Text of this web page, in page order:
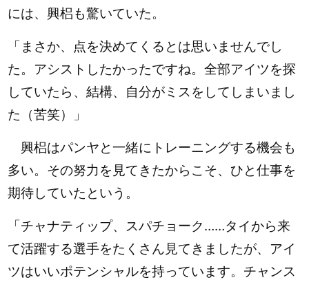
には、興梠も驚いていた。
「まさか、点を決めてくるとは思いませんでし
た。アシストしたかったですね。全部アイツを探
していたら、結構、自分がミスをしてしまいまし
た（苦笑）」
興梠はパンヤと一緒にトレーニングする機会も
多い。その努力を見てきたからこそ、ひと仕事を
期待していたという。
「チャナティップ、スパチョーク……タイから来
て活躍する選手をたくさん見てきましたが、アイ
ツはいいポテンシャルを持っています。チャンス